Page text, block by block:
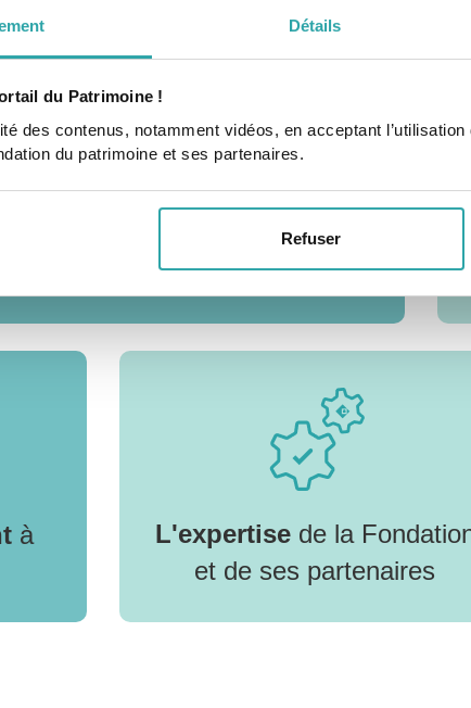
Détails
du Patrimoine !
des contenus, notamment vidéos, en acceptant
du patrimoine et ses partenaires.
Refuser
et pédagogiques
à
L'expertisede la
et de ses partenaires